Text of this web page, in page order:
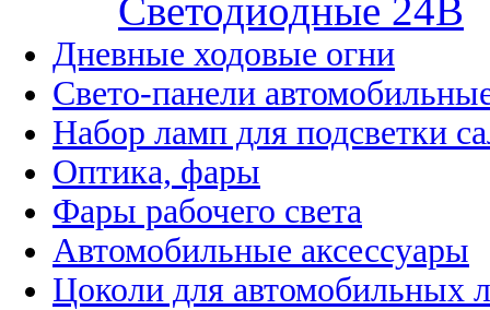
Cветодиодные 24B
Дневные ходовые огни
Свето-панели
Набор ламп для подсветки
Оптика, фары
Фары рабочего света
Автомобильные аксессуары
Цоколи для автомобильных